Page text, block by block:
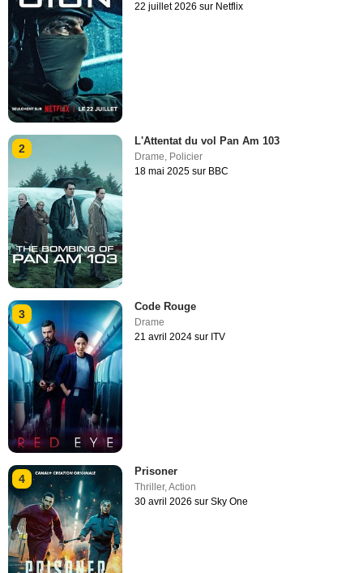
22 juillet 2026 sur Netflix
2
L'Attentat du vol Pan Am 103
Drame, Policier
18 mai 2025 sur BBC
3
Code Rouge
Drame
21 avril 2024 sur ITV
4
Prisoner
Thriller,Action
30 avril 2026 sur Sky One